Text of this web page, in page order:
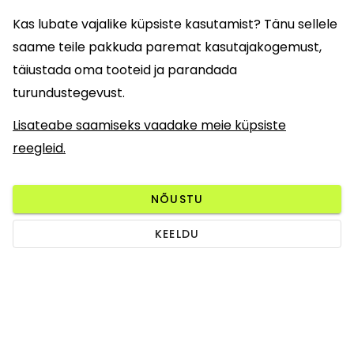
Kas lubate vajalike küpsiste kasutamist? Tänu sellele
saame teile pakkuda paremat kasutajakogemust,
täiustada oma tooteid ja parandada
turundustegevust.
Lisateabe saamiseks vaadake meie küpsiste
reegleid.
NÕUSTU
KEELDU